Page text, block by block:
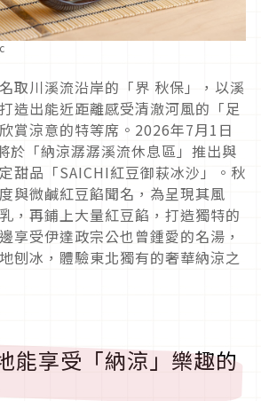
取川溪流沿岸的「界 秋保」，以溪
造出能近距離感受清澈河風的「足
賞涼意的特等席。2026年7月1日
於「納涼潺潺溪流休息區」推出與
甜品「SAICHI紅豆御萩冰沙」。秋
與微鹹紅豆餡聞名，為呈現其風
，再鋪上大量紅豆餡，打造獨特的
享受伊達政宗公也曾鍾愛的名湯，
刨冰，體驗東北獨有的奢華納涼之
能享受「納涼」樂趣的